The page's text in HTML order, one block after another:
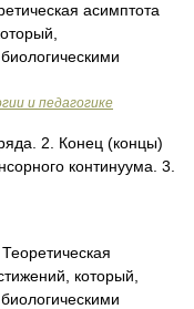
асимптота
и педагогике
2. Конец (концы)
континуума. 3.
который,